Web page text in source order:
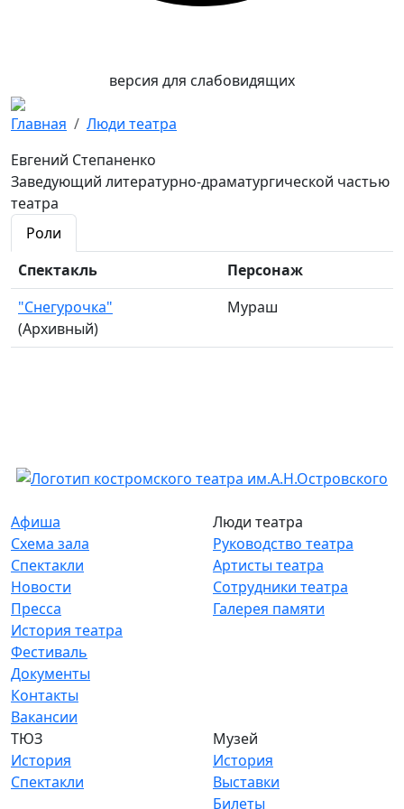
версия для слабовидящих
Главная
Люди театра
Евгений Степаненко
Заведующий литературно-драматургической частью
театра
Роли
Спектакль
Персонаж
"Снегурочка"
(Архивный)
Мураш
Афиша
Схема зала
Спектакли
Новости
Пресса
История театра
Фестиваль
Документы
Контакты
Вакансии
Люди театра
Руководство театра
Артисты театра
Сотрудники театра
Галерея памяти
ТЮЗ
История
Спектакли
Музей
История
Выставки
Билеты